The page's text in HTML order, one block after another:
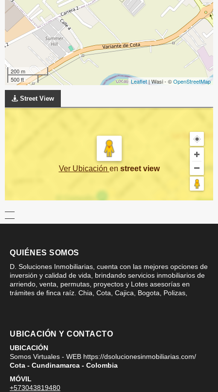
200 m
500 ft
Leaflet| Wasi - ©OpenStreetMap
Street View
Ver Ubicación en street view
QUIÉNES SOMOS
D. Soluciones Inmobiliarias, cuenta con las mejores opciones de
inversión y calidad de vida, brindando servicios inmobiliarios de
arriendo, venta, permutas, proyectos y Lotes asesorías en
trámites de finca raíz. Chia, Cota, Cajica, Bogota, Polizas,
UBICACIÓN Y CONTACTO
UBICACIÓN
Somos Virtuales - WEB https://dsolucionesinmobiliarias.com/
Cota - Cundinamarca - Colombia
MÓVIL
+573043819480